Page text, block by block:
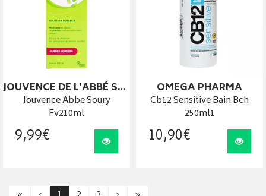
JOUVENCE DE L'ABBÉ SOURY
Jouvence Abbe Soury
Fv210ml
9,99€ Visualiser
OMEGA PHARMA
Cb12 Sensitive Bain Bch
250ml1
10,90€